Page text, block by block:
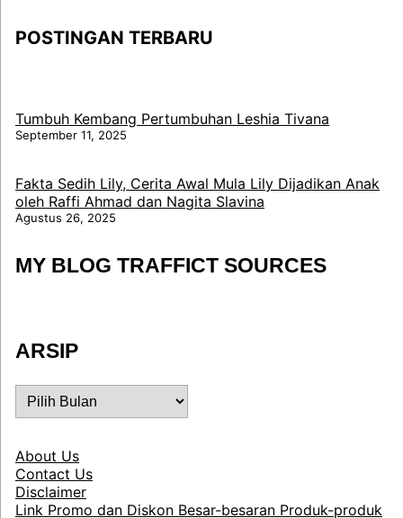
POSTINGAN TERBARU
Tumbuh Kembang Pertumbuhan Leshia Tivana
September 11, 2025
Fakta Sedih Lily, Cerita Awal Mula Lily Dijadikan Anak
oleh Raffi Ahmad dan Nagita Slavina
Agustus 26, 2025
MY BLOG TRAFFICT SOURCES
ARSIP
ARSIP
About Us
Contact Us
Disclaimer
Link Promo dan Diskon Besar-besaran Produk-produk